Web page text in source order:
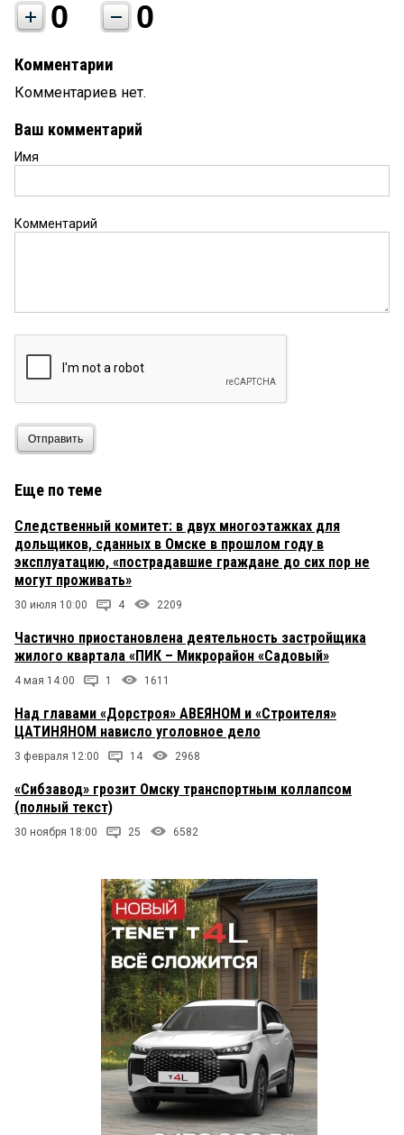
0 0
Комментарии
Комментариев нет.
Ваш комментарий
Имя
Комментарий
Отправить
Еще по теме
Следственный комитет: в двух многоэтажках для
дольщиков, сданных в Омске в прошлом году в
эксплуатацию, «пострадавшие граждане до сих пор не
могут проживать»
30 июля 10:00 4 2209
Частично приостановлена деятельность застройщика
жилого квартала «ПИК – Микрорайон «Садовый»
4 мая 14:00 1 1611
Над главами «Дорстроя» АВЕЯНОМ и «Строителя»
ЦАТИНЯНОМ нависло уголовное дело
3 февраля 12:00 14 2968
«Сибзавод» грозит Омску транспортным коллапсом
(полный текст)
30 ноября 18:00 25 6582